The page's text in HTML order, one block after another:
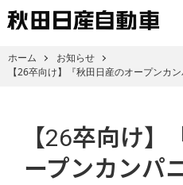
ホーム
お知らせ
【26卒向け】『秋田日産のオープンカ
【26卒向け】
ープンカンパ